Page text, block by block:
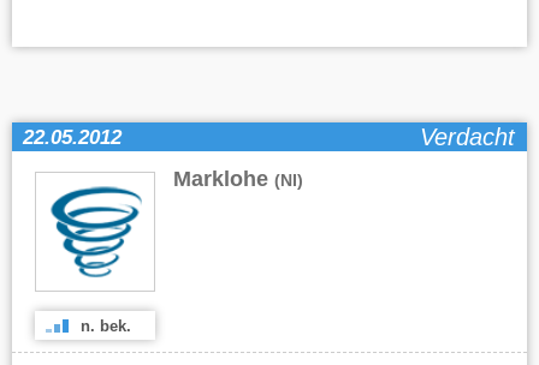
22.05.2012 Verdacht
Marklohe (NI)
n. bek.